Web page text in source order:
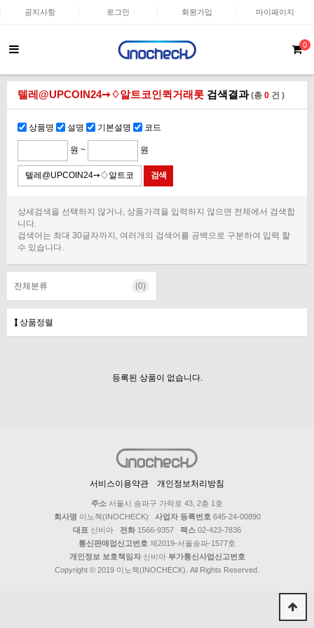
공지사항 로그인 회원가입 마이페이지
0
텔레@UPCOIN24➙♢알트코인퀵거래롯 검색결과(총 0 건 )
상품명 설명 기본설명 코드
원 ~ 원
상세검색을 선택하지 않거나, 상품가격을 입력하지 않으면 전체에서 검색합
니다.
검색어는 최대 30글자까지, 여러개의 검색어를 공백으로 구분하여 입력 할
수 있습니다.
전체분류 (0)
상품정렬
등록된 상품이 없습니다.
서비스이용약관 개인정보처리방침
주소 서울시 송파구 가락로 43, 2층 1호
회사명 이노첵(INOCHECK) 사업자 등록번호 645-24-00890
대표 신비아 전화 1566-9357 팩스 02-423-7836
통신판매업신고번호 제2019-서울송파-1577호
개인정보 보호책임자신비아 부가통신사업신고번호
Copyright © 2019 이노첵(INOCHECK). All Rights Reserved.